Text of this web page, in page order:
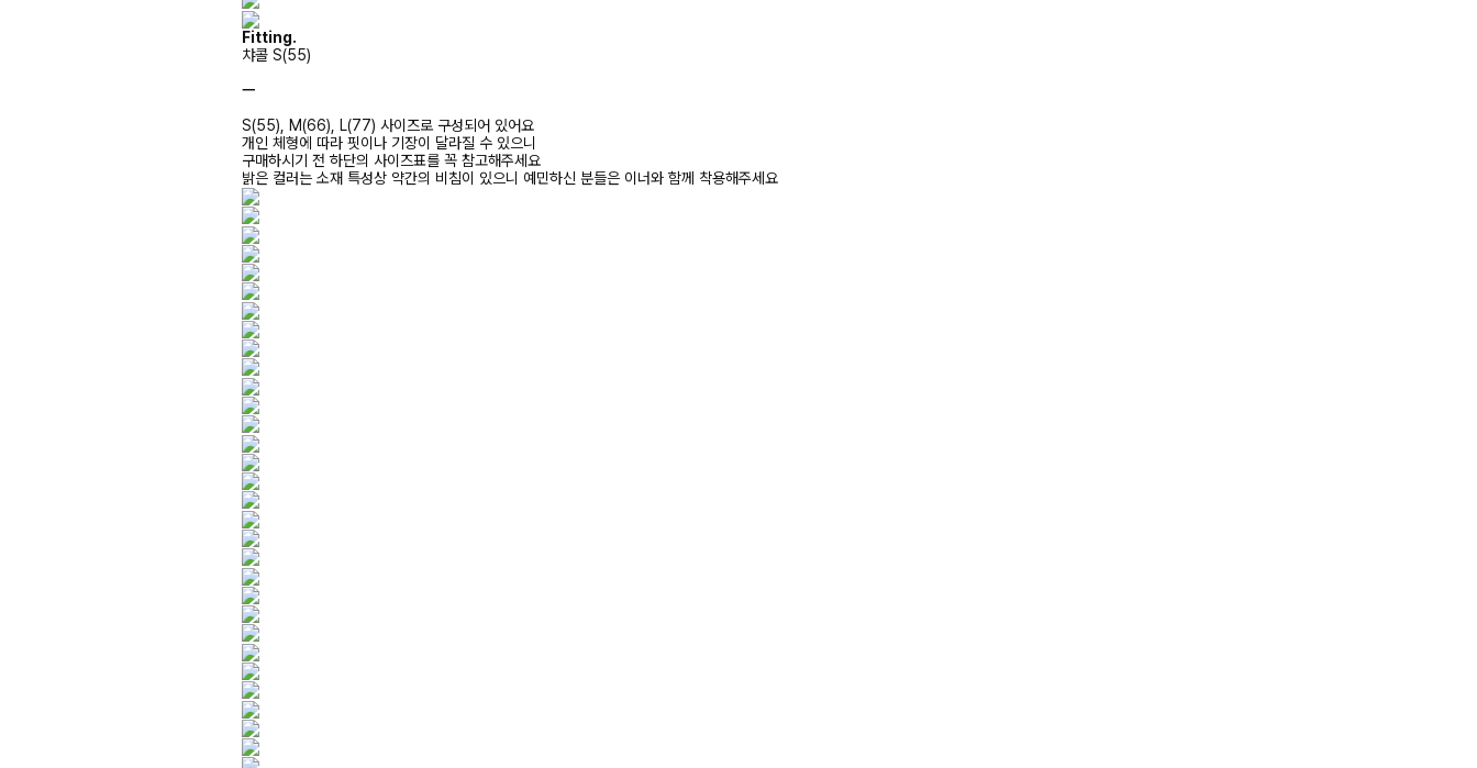
Fitting.
챠콜 S(55)
ㅡ
S(55), M(66), L(77) 사이즈로 구성되어 있어요
개인 체형에 따라 핏이나 기장이 달라질 수 있으니
구매하시기 전 하단의 사이즈표를 꼭 참고해주세요
밝은 컬러는 소재 특성상 약간의 비침이 있으니 예민하신 분들은 이너와 함께 착용해주세요